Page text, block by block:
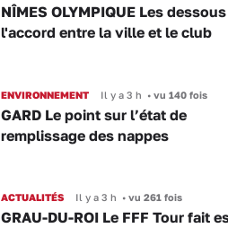
NÎMES OLYMPIQUE Les
l'accord entre la ville et le club
ENVIRONNEMENT Il y a 3 h •vu 140 fois
GARD Le point sur l’état de
remplissage des nappes
ACTUALITÉS Il y a 3 h •vu 261 fois
GRAU-DU-ROI Le FFF Tour fait